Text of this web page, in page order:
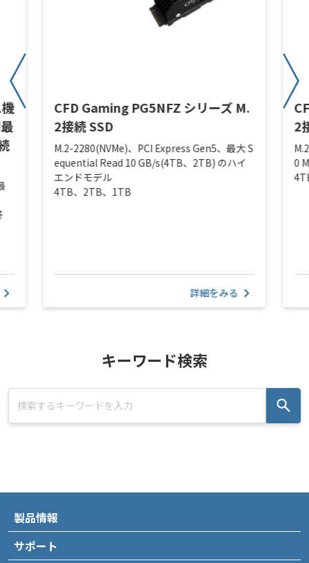
CFD Gaming PG5NFZ シリーズ M.
2接続 SSD
M.2-2280(NVMe)、PCI Express Gen5、最大 S
equential Read 10 GB/s(4TB、2TB) のハイ
エンドモデル
4TB、2TB、1TB
詳細をみる
2
0
キーワード検索
製品情報
サポート